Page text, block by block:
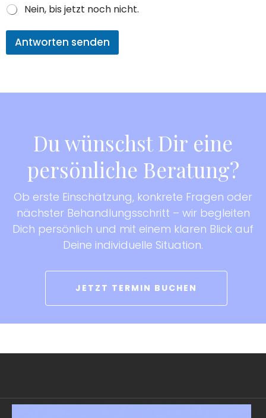
l
n
b
Nein, bis jetzt noch nicht.
Antworten senden
Du wünschst Dir eine
persönliche Beratung?
Ob erste Einschätzung, konkrete Fragen oder
nächster Behandlungsschritt – wir begleiten
Dich persönlich und mit einem klaren Blick auf
Deine individuelle Situation.
JETZT TERMIN BUCHEN